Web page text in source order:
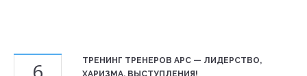
ТРЕНИНГ ТРЕНЕРОВ APC — ЛИДЕРСТВО,
ХАРИЗМА, ВЫСТУПЛЕНИЯ!